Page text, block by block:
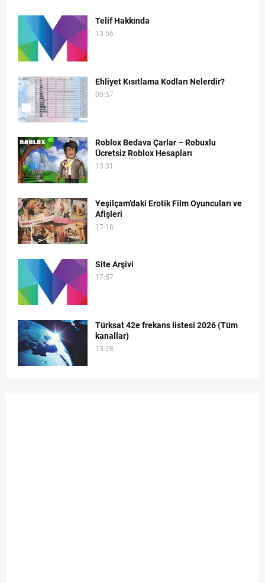
Telif Hakkında
13:56
Ehliyet Kısıtlama Kodları Nelerdir?
09:57
Roblox Bedava Çarlar – Robuxlu
Ücretsiz Roblox Hesapları
13:31
Yeşilçam’daki Erotik Film Oyuncuları ve
Afişleri
17:16
Site Arşivi
17:57
Türksat 42e frekans listesi 2026 (Tüm
kanallar)
13:28